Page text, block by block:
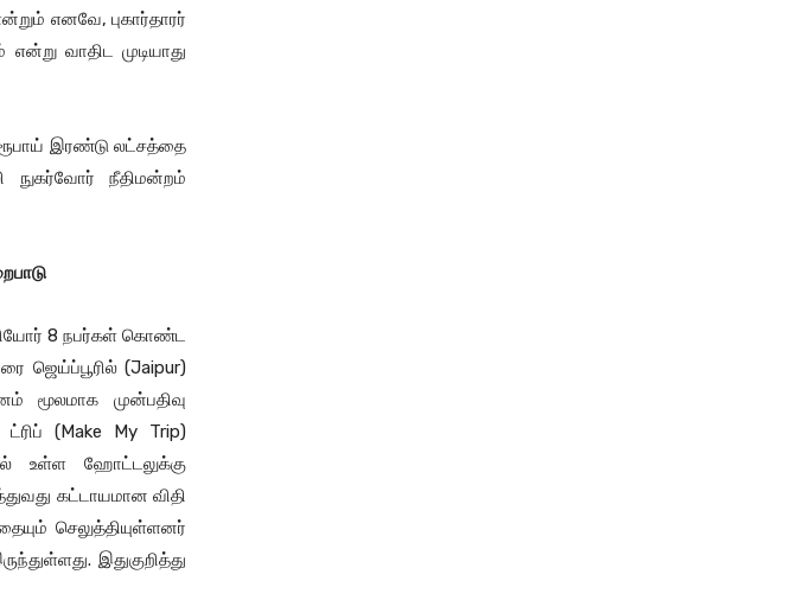
எனவே, புகார்தாரர்
வாதிட முடியாது
இரண்டு லட்சத்தை
நீதிமன்றம்
8 நபர்கள் கொண்ட
ஜெய்ப்பூரில் (Jaipur)
மூலமாக முன்பதிவு
(Make My Trip)
உள்ள ஹோட்டலுக்கு
கட்டாயமான விதி
செலுத்தியுள்ளனர்
இதுகுறித்து